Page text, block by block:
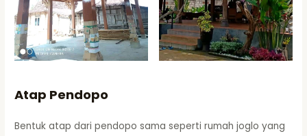
Atap Pendopo
Bentuk atap dari pendopo sama seperti rumah joglo yang